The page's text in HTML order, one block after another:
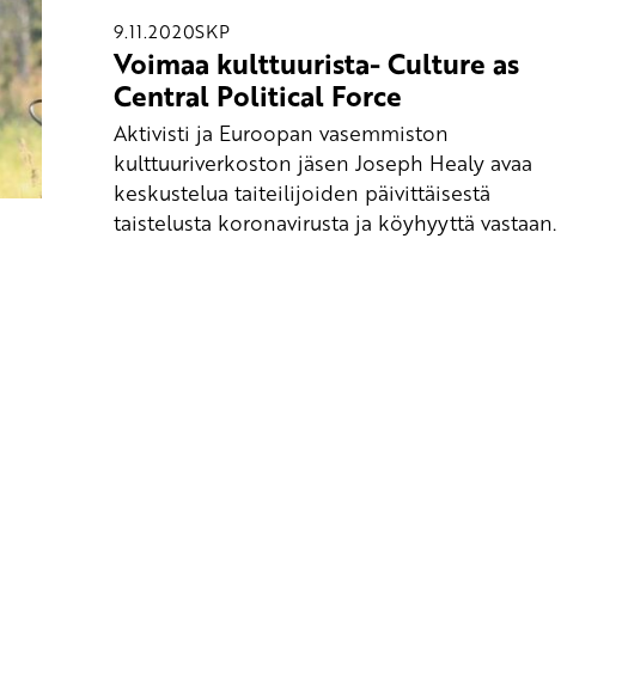
9.11.2020SKP
Voimaa kulttuurista- Culture as
Central Political Force
Aktivisti ja Euroopan vasemmiston
kulttuuriverkoston jäsen Joseph Healy avaa
keskustelua taiteilijoiden päivittäisestä
taistelusta koronavirusta ja köyhyyttä vastaan.